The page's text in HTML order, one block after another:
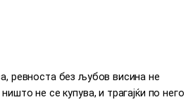
ревноста без љубов висина не
не се купува, и трагајќи по него